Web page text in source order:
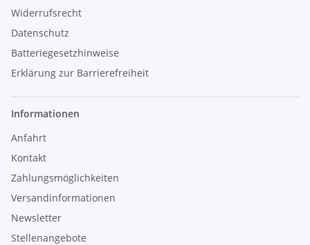
Widerrufsrecht
Datenschutz
Batteriegesetzhinweise
Erklärung zur Barrierefreiheit
Informationen
Anfahrt
Kontakt
Zahlungsmöglichkeiten
Versandinformationen
Newsletter
Stellenangebote